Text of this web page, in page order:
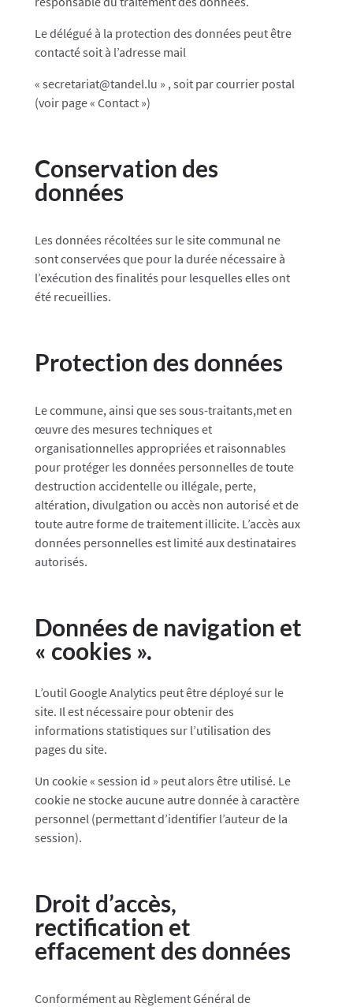
Le délégué à la protection des données peut être
contacté soit à l’adresse mail
« secretariat@tandel.lu » , soit par courrier postal
(voir page « Contact »)
Conservation des
données
Les données récoltées sur le site communal ne
sont conservées que pour la durée nécessaire à
l’exécution des finalités pour lesquelles elles ont
été recueillies.
Protection des données
Le commune, ainsi que ses sous-traitants,met en
œuvre des mesures techniques et
organisationnelles appropriées et raisonnables
pour protéger les données personnelles de toute
destruction accidentelle ou illégale, perte,
altération, divulgation ou accès non autorisé et de
toute autre forme de traitement illicite. L’accès aux
données personnelles est limité aux destinataires
autorisés.
Données de navigation et
« cookies ».
L’outil Google Analytics peut être déployé sur le
site. Il est nécessaire pour obtenir des
informations statistiques sur l’utilisation des
pages du site.
Un cookie « session id » peut alors être utilisé. Le
cookie ne stocke aucune autre donnée à caractère
personnel (permettant d’identifier l’auteur de la
session).
Droit d’accès,
rectification et
effacement des données
Conformément au Règlement Général de